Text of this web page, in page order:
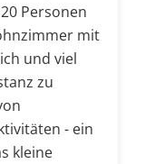
Personen
mit
und viel
zu
- ein
kleine